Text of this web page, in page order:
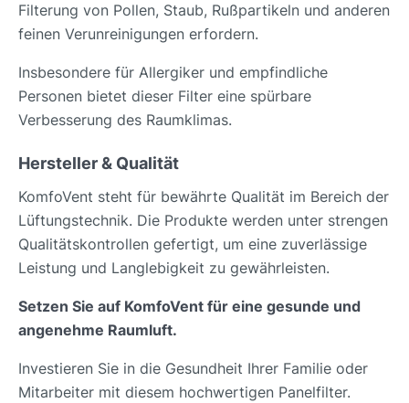
Filterung von Pollen, Staub, Rußpartikeln und anderen
feinen Verunreinigungen erfordern.
Insbesondere für Allergiker und empfindliche
Personen bietet dieser Filter eine spürbare
Verbesserung des Raumklimas.
Hersteller & Qualität
KomfoVent steht für bewährte Qualität im Bereich der
Lüftungstechnik. Die Produkte werden unter strengen
Qualitätskontrollen gefertigt, um eine zuverlässige
Leistung und Langlebigkeit zu gewährleisten.
Setzen Sie auf KomfoVent für eine gesunde und
angenehme Raumluft.
Investieren Sie in die Gesundheit Ihrer Familie oder
Mitarbeiter mit diesem hochwertigen Panelfilter.